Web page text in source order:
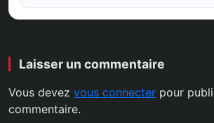
Laisser un commentaire
Vous devez vous connecter pour
commentaire.